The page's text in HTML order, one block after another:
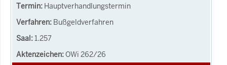
Hauptverhandlungstermin
Bußgeldverfahren
1.257
OWi 262/26